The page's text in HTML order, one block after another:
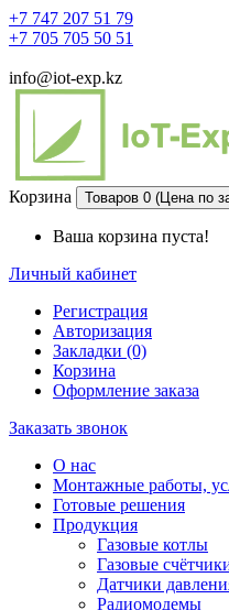
+7 747 207 51 79
+7 705 705 50 51
info@iot-exp.kz
Корзина Товаров 0 (Цена по
Ваша корзина пуста!
Личный кабинет
Регистрация
Авторизация
Закладки (0)
Корзина
Оформление заказа
Заказать звонок
О нас
Монтажные работы,
Готовые решения
Продукция
Газовые котлы
Газовые
Датчики
Радиомодемы